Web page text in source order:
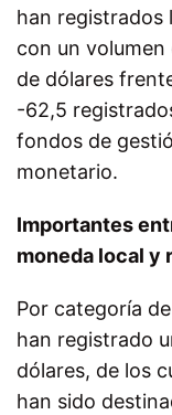
han registrados
con un volumen
de dólares
-62,5
fondos de
monetario.
Importantes
moneda local y
Por categoría
han registrado
dólares, de los
han sido